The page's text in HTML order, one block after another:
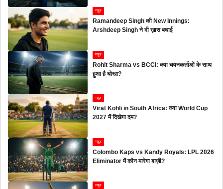
न्यूज
Ramandeep Singh की New Innings:
Arshdeep Singh ने दी ख़ास बधाई
न्यूज
Rohit Sharma vs BCCI: क्या चयनकर्ताओं के साथ
हुआ है धोखा?
न्यूज
Virat Kohli in South Africa: क्या World Cup
2027 में दिखेगा दम?
न्यूज
Colombo Kaps vs Kandy Royals: LPL 2026
Eliminator में कौन मारेगा बाज़ी?
न्यूज